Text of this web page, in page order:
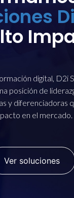
digital, D2i
posición de
y diferenciadoras
en el mercado.
Ver soluciones